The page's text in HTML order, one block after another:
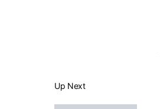
Up Next